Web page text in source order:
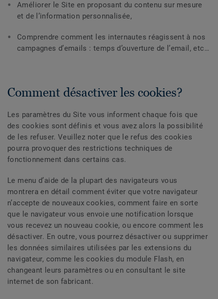
Améliorer le Site en proposant du contenu sur mesure
et de l’information personnalisée,
Comprendre comment les internautes réagissent à nos
campagnes d’emails : temps d’ouverture de l’email, etc…
Comment désactiver les cookies?
Les paramètres du Site vous informent chaque fois que
des cookies sont définis et vous avez alors la possibilité
de les refuser. Veuillez noter que le refus des cookies
pourra provoquer des restrictions techniques de
fonctionnement dans certains cas.
Le menu d’aide de la plupart des navigateurs vous
montrera en détail comment éviter que votre navigateur
n’accepte de nouveaux cookies, comment faire en sorte
que le navigateur vous envoie une notification lorsque
vous recevez un nouveau cookie, ou encore comment les
désactiver. En outre, vous pourrez désactiver ou supprimer
les données similaires utilisées par les extensions du
navigateur, comme les cookies du module Flash, en
changeant leurs paramètres ou en consultant le site
internet de son fabricant.